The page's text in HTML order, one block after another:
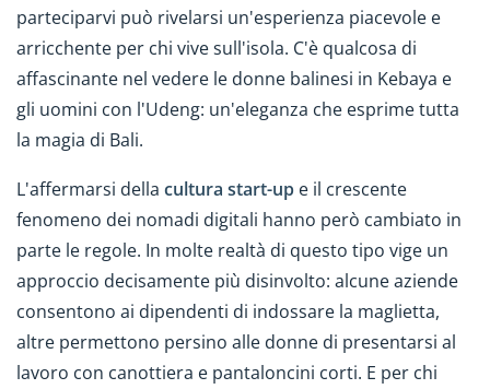
parteciparvi può rivelarsi un'esperienza piacevole e
arricchente per chi vive sull'isola. C'è qualcosa di
affascinante nel vedere le donne balinesi in Kebaya e
gli uomini con l'Udeng: un'eleganza che esprime tutta
la magia di Bali.
L'affermarsi della cultura start-up e il crescente
fenomeno dei nomadi digitali hanno però cambiato in
parte le regole. In molte realtà di questo tipo vige un
approccio decisamente più disinvolto: alcune aziende
consentono ai dipendenti di indossare la maglietta,
altre permettono persino alle donne di presentarsi al
lavoro con canottiera e pantaloncini corti. E per chi